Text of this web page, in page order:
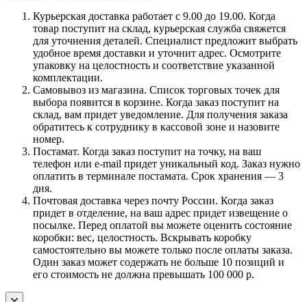
Курьерская доставка работает с 9.00 до 19.00. Когда
товар поступит на склад, курьерская служба свяжется
для уточнения деталей. Специалист предложит выбрать
удобное время доставки и уточнит адрес. Осмотрите
упаковку на целостность и соответствие указанной
комплектации.
Самовывоз из магазина. Список торговых точек для
выбора появится в корзине. Когда заказ поступит на
склад, вам придет уведомление. Для получения заказа
обратитесь к сотруднику в кассовой зоне и назовите
номер.
Постамат. Когда заказ поступит на точку, на ваш
телефон или e-mail придет уникальный код. Заказ нужно
оплатить в терминале постамата. Срок хранения — 3
дня.
Почтовая доставка через почту России. Когда заказ
придет в отделение, на ваш адрес придет извещение о
посылке. Перед оплатой вы можете оценить состояние
коробки: вес, целостность. Вскрывать коробку
самостоятельно вы можете только после оплаты заказа.
Один заказ может содержать не больше 10 позиций и
его стоимость не должна превышать 100 000 р.